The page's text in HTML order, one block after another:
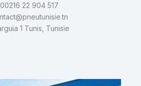
00216 22 904 517
1 Tunis, Tunisie